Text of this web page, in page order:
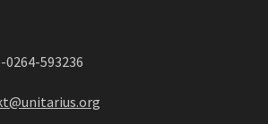
0264-593236